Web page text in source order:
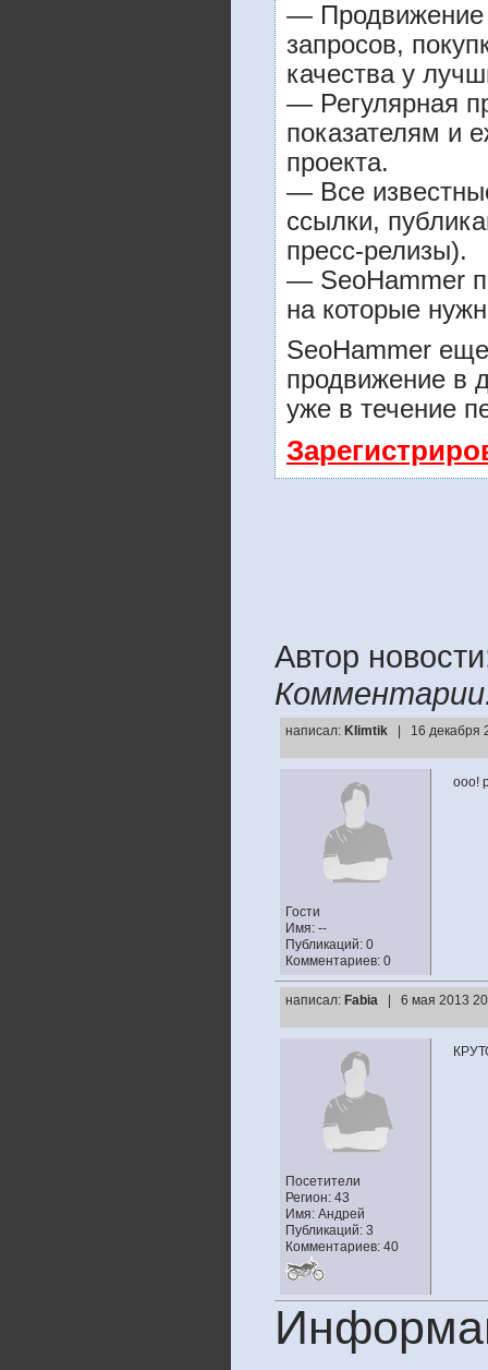
— Продвижение
запросов,
качества у
— Регулярная
показателям и
проекта.
— Все
ссылки,
пресс-релизы).
— SeoHammer
на которые
SeoHammer
продвижение в
уже в течение
Автор
написал: Klimtik | 16
Гости
Имя: --
Публикаций: 0
Комментариев: 0
ооо!
написал: Fabia | 6 мая 2013
Посетители
Регион: 43
Имя: Андрей
Публикаций: 3
Комментариев: 40